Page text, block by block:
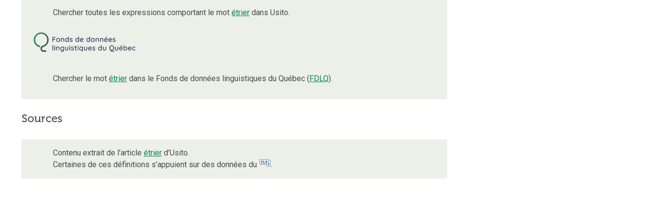
Chercher toutes les expressions comportant le mot étrier dans Usito.
Chercher le mot étrier dans le Fonds de données linguistiques du Québec (FDLQ).
Sources
Contenu extrait de l’article étrier d’Usito.
Certaines de ces définitions s’appuient sur des données du
.